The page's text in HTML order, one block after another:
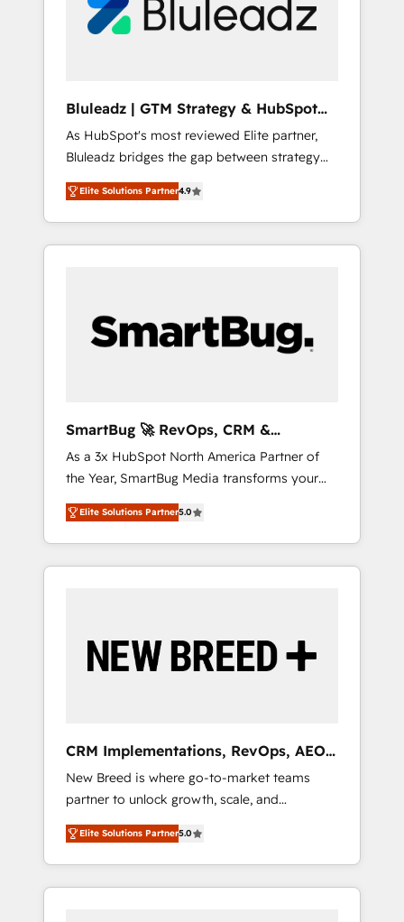
部・グループ会社・部門が分立する組織で、デ
ータと業務プロセスのサイロ化を、CRMを軸と
ら、GTMの見える化・自動化まで。全Hub統合
運用、データ品質設計、グループ横断のCRM統
合に対応します。 2️⃣ AIエージェント組織構築
営業・マーケティング業務の一部をAIが自律実
行する組織への移行を設計・実装。Breeze・
Claude等をHubSpotと連携させ、役割定義・運
用ルール・成果指標まで含めて設計します。 3️⃣
PMOとして主導。「設定の代行ではなく、設計
の責任」を引き受け、部門横断の統合・浸透・
Hubで一体提供。 ▸ 既存CRM・MAからの移行
支援：Salesforce・Marketo・Pardot等からの
移行、カスタム設計、履歴データ移行と活用設
計まで。 ▸ AEO対応：ChatGPT・Perplexity等
のAI検索からの流入・引用を前提にコンテンツ
HubSpotアワード受賞・HUGリーダー ✓
AI活用に関するご相談、現状整理の壁打ちな
ど、構想段階からお気軽にお問い合わせくださ
Bluleadz | GTM Strategy & HubSpot
Implementation
As HubSpot's most reviewed Elite partner,
Bluleadz bridges the gap between strategy
and execution. We don't just "set up tools" —
we install the GTM Operating System (GTM
OS) to align your leadership and engineer a
portal that drives predictable revenue
and Story to stop "accelerating a mess." ⚙️
Elite Engineering & AI Scalable Architecture:
agents, and high-integrity migrations for total
reporting clarity. Security & Compliance: SOC
2 Type I and HIPAA attested for enterprise-
grade data security. 🏆 Why Bluleadz? GTM
OS Partner | 16+ Years Experience | 1,000+
Five-Star Reviews
Elite Solutions Partner4.9
SmartBug 🚀 RevOps, CRM &
Integration Experts
As a 3x HubSpot North America Partner of
the Year, SmartBug Media transforms your
customer lifecycle into a revenue engine. Our
unified ecosystem includes specialized
divisions Globalia (AI & Software) and Point
Success Media (Paid Media), making this the
by Globalia’s technical development team. -
19 HubSpot-certified trainers to drive
deployment of Breeze AI and custom agents
to automate growth. 🏆 Elite Excellence - 8
platform accreditations and deep HIPAA-
compliance expertise. - A team of 250+
experts dedicated to your resilient growth.
Elite Solutions Partner5.0
CRM Implementations, RevOps, AEO
+ Web, Demand Gen
New Breed is where go-to-market teams
partner to unlock growth, scale, and
transformation. We help companies activate
HubSpot’s AI-powered customer platform
and operationalize HubSpot’s Loop
Marketing framework through expert-led
Elite Solutions Partner5.0